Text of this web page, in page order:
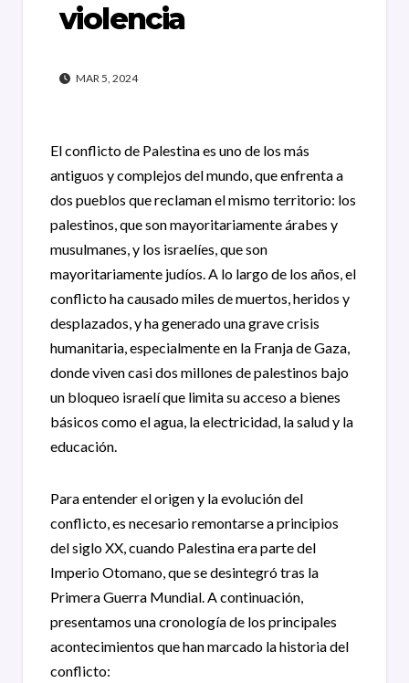
violencia
MAR 5, 2024
El conflicto de Palestina es uno de los más
antiguos y complejos del mundo, que enfrenta a
dos pueblos que reclaman el mismo territorio: los
palestinos, que son mayoritariamente árabes y
musulmanes, y los israelíes, que son
mayoritariamente judíos. A lo largo de los años, el
conflicto ha causado miles de muertos, heridos y
desplazados, y ha generado una grave crisis
humanitaria, especialmente en la Franja de Gaza,
donde viven casi dos millones de palestinos bajo
un bloqueo israelí que limita su acceso a bienes
básicos como el agua, la electricidad, la salud y la
educación.
Para entender el origen y la evolución del
conflicto, es necesario remontarse a principios
del siglo XX, cuando Palestina era parte del
Imperio Otomano, que se desintegró tras la
Primera Guerra Mundial. A continuación,
presentamos una cronología de los principales
acontecimientos que han marcado la historia del
conflicto: